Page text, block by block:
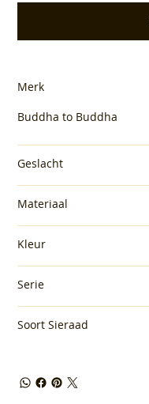
Merk
Buddha to Buddha
Geslacht
Materiaal
Kleur
Serie
Soort Sieraad